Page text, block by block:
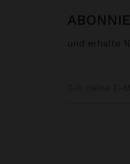
und erhalte